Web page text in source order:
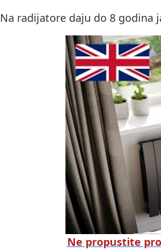
Na radijatore daju do 8 godina
Ne propustite